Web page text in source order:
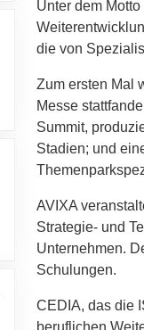
Unter dem
die von
Zum ersten Mal
Messe
Summit,
Stadien; und
AVIXA
Strategie- und
Unternehmen.
Schulungen.
CEDIA, das die